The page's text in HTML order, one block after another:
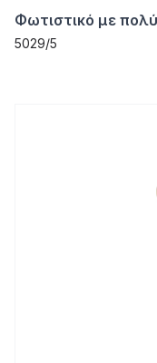
Φωτιστικό με
5029/5